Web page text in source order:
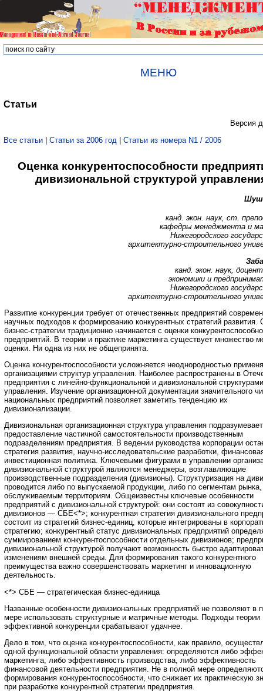
МЕНЮ
Статьи
Версия
Все статьи | Статьи за 2006 год | Статьи из номера N1 / 2006
Оценка конкурентоспособности
дивизиональной структурой
канд. экон. наук, ст.
кафедры менеджмента и
Нижегородского
архитектурно-строительного
канд. экон. наук,
экономики и
Нижегородского
архитектурно-строительного
Развитие конкуренции требует от отечественных предприятий
научных подходов к формированию конкурентных стратегий развития.
бизнес-стратегии традиционно начинается с оценки
предприятий. В теории и практике маркетинга существует множество
оценки. Ни одна из них не общепринята.
Оценка конкурентоспособности усложняется неоднородностью
организациями структур управления. Наиболее распространены в
предприятия с линейно-функциональной и дивизиональной структурами
управления. Изучение организационной документации значительного
национальных предприятий позволяет заметить тенденцию их
дивизионализации.
Дивизиональная организационная структура управления подразумевает
предоставление частичной самостоятельности производственным
подразделениям предприятия. В ведении руководства корпорации
стратегия развития, научно-исследовательские разработки,
инвестиционная политика. Ключевыми фигурами в управлении
дивизиональной структурой являются менеджеры, возглавляющие
производственные подразделения (дивизионы). Структуризация на
проводится либо по выпускаемой продукции, либо по сегментам
обслуживаемым территориям. Общеизвестны ключевые особенности
предприятий с дивизиональной структурой: они состоят из
дивизионов — СБЕ<*>; конкурентная стратегия дивизионального
состоит из стратегий бизнес-единиц, которые интегрированы в
стратегию; конкурентный статус дивизиональных предприятий
суммированием конкурентоспособности отдельных дивизионов;
дивизиональной структурой получают возможность быстро
изменениям внешней среды. Для формирования такого конкурентного
преимущества важно совершенствовать маркетинг и инновационную
деятельность.
<*> СБЕ — стратегическая бизнес-единица
Названные особенности дивизиональных предприятий не позволяют в
мере использовать структурные и матричные методы. Подходы теории
эффективной конкуренции срабатывают удачнее.
Дело в том, что оценка конкурентоспособности, как правило,
одной функциональной области управления: определяются либо
маркетинга, либо эффективность производства, либо эффективность
финансовой деятельности предприятия. Не в полной мере
формирования конкурентоспособности, что снижает их практическую
при разработке конкурентной стратегии предприятия.